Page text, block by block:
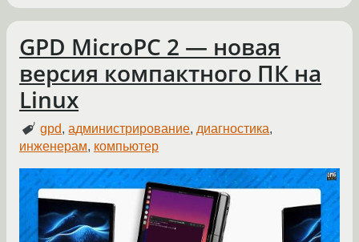
GPD MicroPC 2 — новая
версия компактного ПК на
Linux
gpd,администрирование, диагностика,
инженерам, компьютер